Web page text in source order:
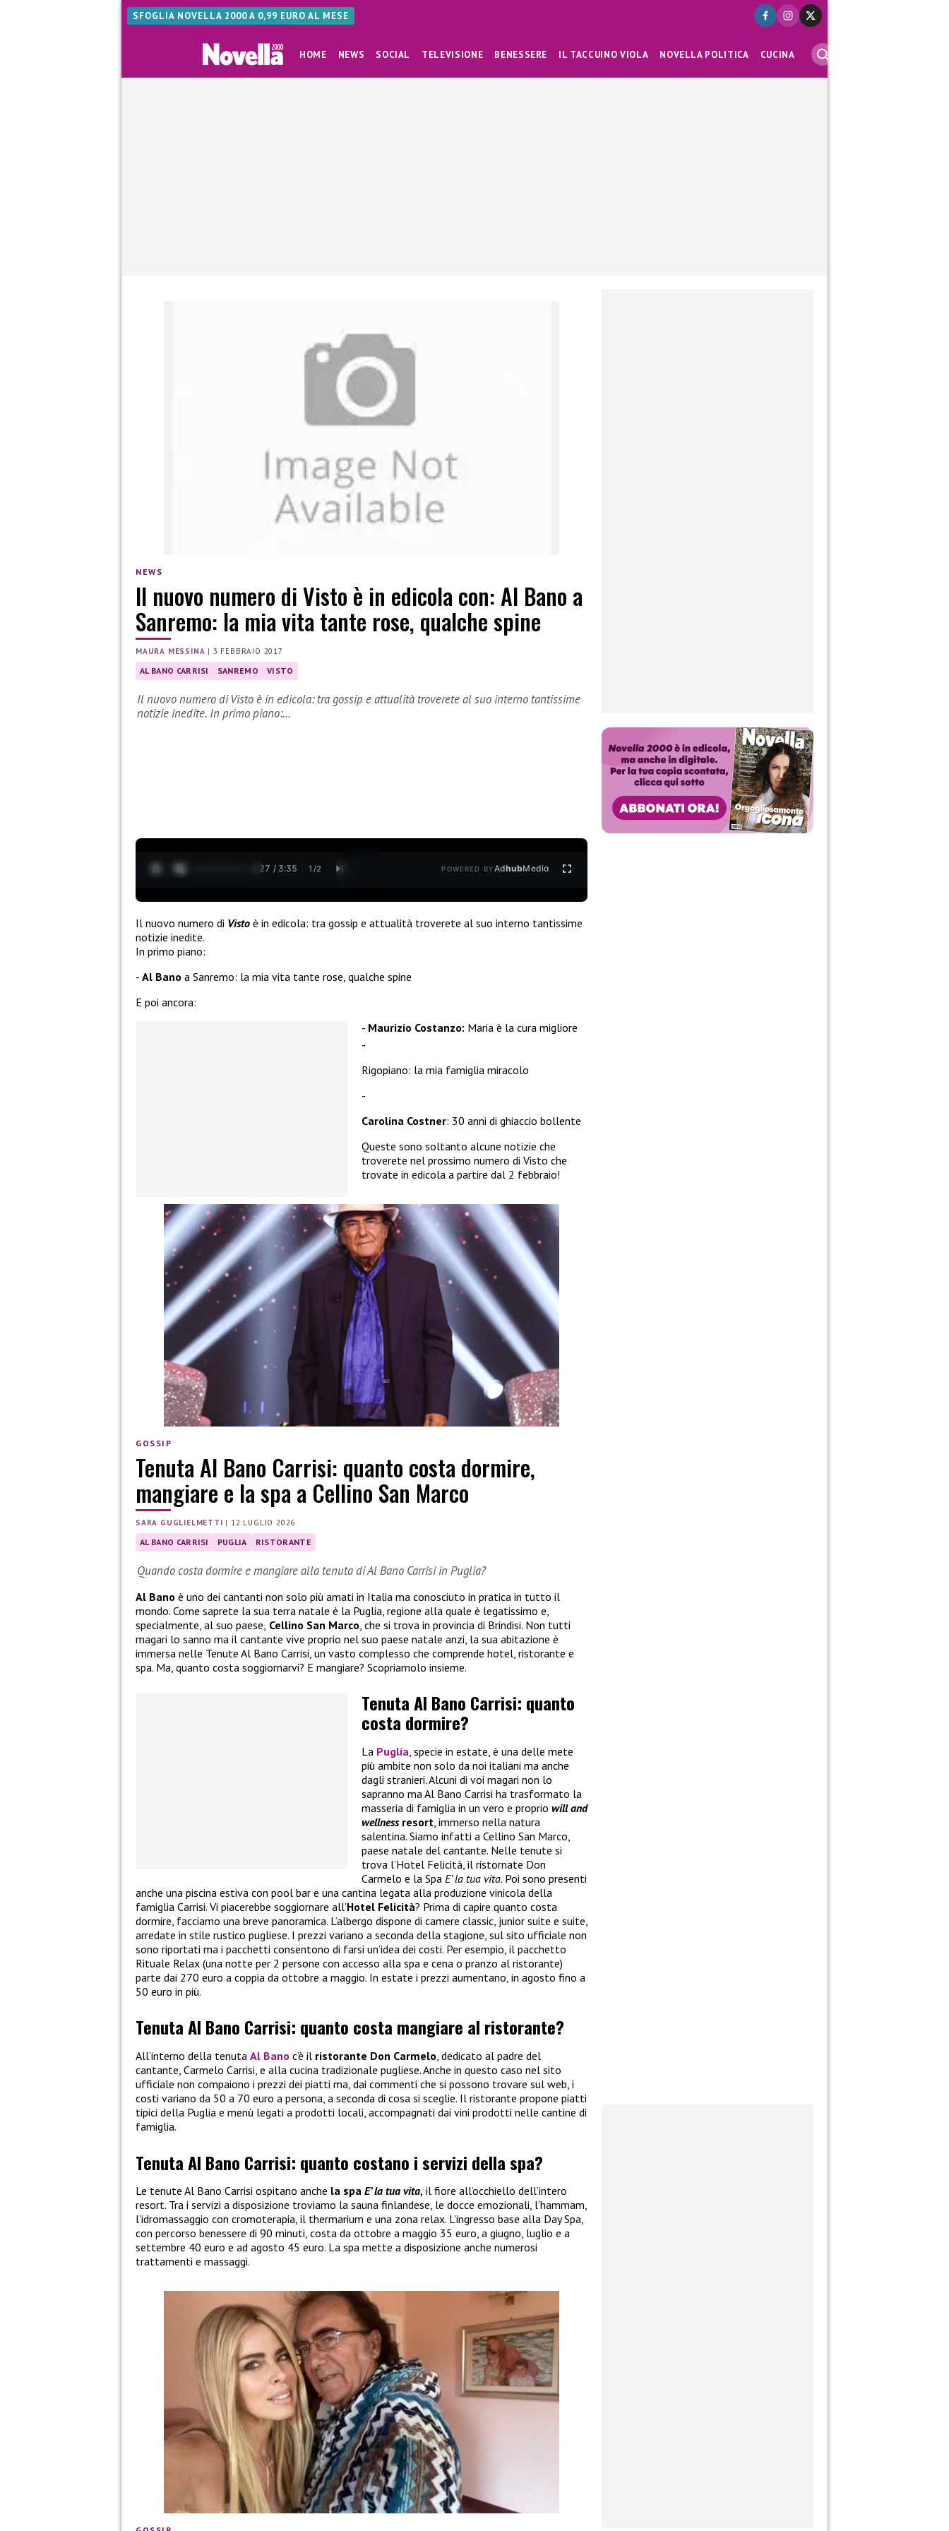
SFOGLIA NOVELLA 2000 A 0,99 EURO AL MESE
HOME NEWS SOCIAL TELEVISIONE BENESSERE IL TACCUINO VIOLA NOVELLA POLITICA CUCINA
NEWS
Il nuovo numero di Visto è in edicola con: Al Bano a
Sanremo: la mia vita tante rose, qualche spine
MAURA MESSINA | 3 FEBBRAIO 2017
AL BANO CARRISI SANREMO VISTO
Il nuovo numero di Visto è in edicola: tra gossip e attualità troverete al suo interno tantissime
notizie inedite. In primo piano:…
0:27 / 3:35 1 /2 POWERED BYAdhubMedia
Il nuovo numero di Visto è in edicola: tra gossip e attualità troverete al suo interno tantissime
notizie inedite.
In primo piano:
Al Bano a Sanremo: la mia vita tante rose, qualche spine
E poi ancora:
Maurizio Costanzo: Maria è la cura migliore
Rigopiano: la mia famiglia miracolo
Carolina Costner: 30 anni di ghiaccio bollente
Queste sono soltanto alcune notizie che
troverete nel prossimo numero di Visto che
trovate in edicola a partire dal 2 febbraio!
GOSSIP
Tenuta Al Bano Carrisi: quanto costa dormire,
mangiare e la spa a Cellino San Marco
SARA GUGLIELMETTI | 12 LUGLIO 2026
AL BANO CARRISI PUGLIA RISTORANTE
Quando costa dormire e mangiare alla tenuta di Al Bano Carrisi in Puglia?
Al Bano è uno dei cantanti non solo più amati in Italia ma conosciuto in pratica in tutto il
mondo. Come saprete la sua terra natale è la Puglia, regione alla quale è legatissimo e,
specialmente, al suo paese, Cellino San Marco , che si trova in provincia di Brindisi. Non tutti
magari lo sanno ma il cantante vive proprio nel suo paese natale anzi, la sua abitazione è
immersa nelle Tenute Al Bano Carrisi, un vasto complesso che comprende hotel, ristorante e
spa. Ma, quanto costa soggiornarvi? E mangiare? Scopriamolo insieme.
Tenuta Al Bano Carrisi: quanto
costa dormire?
La Puglia, specie in estate, è una delle mete
più ambite non solo da noi italiani ma anche
dagli stranieri. Alcuni di voi magari non lo
sapranno ma Al Bano Carrisi ha trasformato la
masseria di famiglia in un vero e proprio will and
wellnessresort, immerso nella natura
salentina. Siamo infatti a Cellino San Marco,
paese natale del cantante. Nelle tenute si
trova l’Hotel Felicità, il ristornate Don
Carmelo e la Spa E’ la tua vita. Poi sono presenti
anche una piscina estiva con pool bar e una cantina legata alla produzione vinicola della
famiglia Carrisi. Vi piacerebbe soggiornare all’Hotel Felicità? Prima di capire quanto costa
dormire, facciamo una breve panoramica. L’albergo dispone di camere classic, junior suite e suite,
arredate in stile rustico pugliese. I prezzi variano a seconda della stagione, sul sito ufficiale non
sono riportati ma i pacchetti consentono di farsi un’idea dei costi. Per esempio, il pacchetto
Rituale Relax (una notte per 2 persone con accesso alla spa e cena o pranzo al ristorante)
parte dai 270 euro a coppia da ottobre a maggio. In estate i prezzi aumentano, in agosto fino a
50 euro in più.
Tenuta Al Bano Carrisi: quanto costa mangiare al ristorante?
All’interno della tenuta Al Bano c’è il ristorante Don Carmelo, dedicato al padre del
cantante, Carmelo Carrisi, e alla cucina tradizionale pugliese. Anche in questo caso nel sito
ufficiale non compaiono i prezzi dei piatti ma, dai commenti che si possono trovare sul web, i
costi variano da 50 a 70 euro a persona, a seconda di cosa si sceglie. Il ristorante propone piatti
tipici della Puglia e menù legati a prodotti locali, accompagnati dai vini prodotti nelle cantine di
famiglia.
Tenuta Al Bano Carrisi: quanto costano i servizi della spa?
Le tenute Al Bano Carrisi ospitano anche la spa E’ la tua vita, il fiore all’occhiello dell’intero
resort. Tra i servizi a disposizione troviamo la sauna finlandese, le docce emozionali, l’hammam,
l’idromassaggio con cromoterapia, il thermarium e una zona relax. L’ingresso base alla Day Spa,
con percorso benessere di 90 minuti, costa da ottobre a maggio 35 euro, a giugno, luglio e a
settembre 40 euro e ad agosto 45 euro. La spa mette a disposizione anche numerosi
trattamenti e massaggi.